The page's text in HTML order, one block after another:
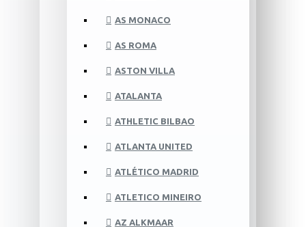
AS MONACO
AS ROMA
ASTON VILLA
ATALANTA
ATHLETIC BILBAO
ATLANTA UNITED
ATLÉTICO MADRID
ATLETICO MINEIRO
AZ ALKMAAR